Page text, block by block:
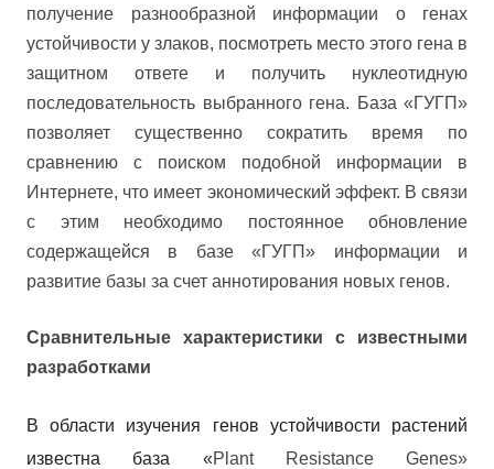
получение разнообразной информации о генах
устойчивости у злаков, посмотреть место этого гена в
защитном ответе и получить нуклеотидную
последовательность выбранного гена. База «ГУГП»
позволяет существенно сократить время по
сравнению с поиском подобной информации в
Интернете, что имеет экономический эффект. В связи
с этим необходимо постоянное обновление
содержащейся в базе «ГУГП» информации и
развитие базы за счет аннотирования новых генов.
Сравнительные характеристики с известными
разработками
В области изучения генов устойчивости растений
известна база «Plant Resistance Genes»